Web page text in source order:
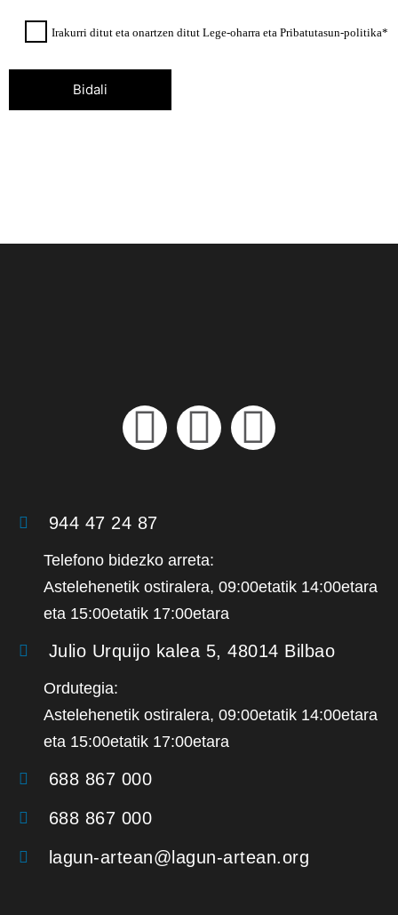
Irakurri ditut eta onartzen ditut Lege-oharra eta Pribatutasun-politika*
944 47 24 87
Telefono bidezko arreta:
Astelehenetik ostiralera, 09:00etatik 14:00etara
eta 15:00etatik 17:00etara
Julio Urquijo kalea 5, 48014 Bilbao
Ordutegia:
Astelehenetik ostiralera, 09:00etatik 14:00etara
eta 15:00etatik 17:00etara
688 867 000
688 867 000
lagun-artean@lagun-artean.org